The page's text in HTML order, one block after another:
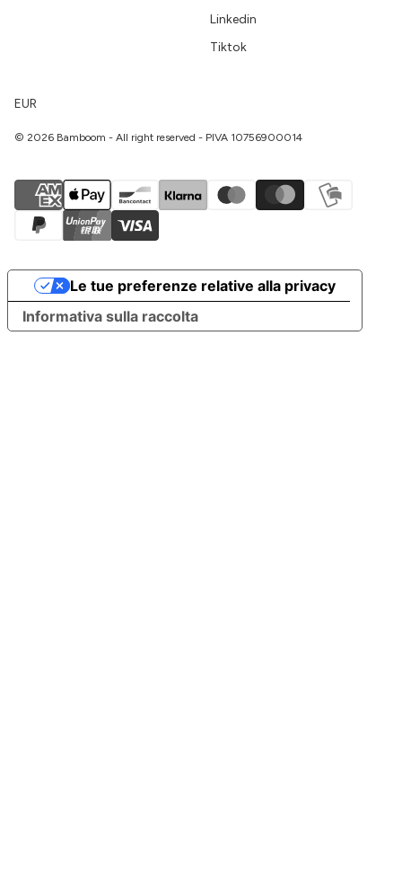
Linkedin
Tiktok
EUR
© 2026 Bamboom - All right reserved - PIVA 10756900014
Informativa sulla raccolta
Le tue preferenze relative alla privacy